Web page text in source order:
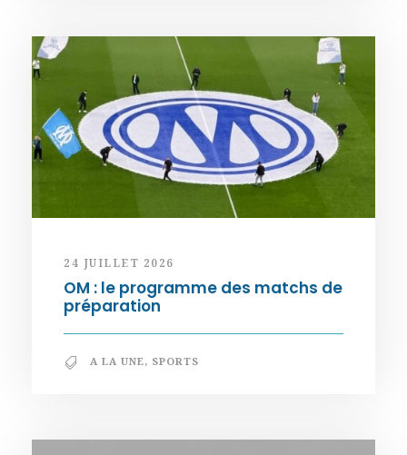
24 JUILLET 2026
OM : le programme des matchs de
préparation
A LA UNE, SPORTS